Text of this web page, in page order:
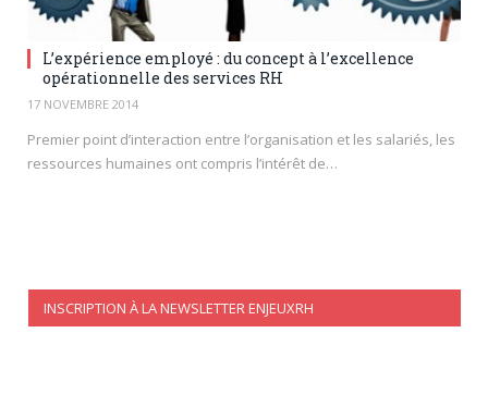
L’expérience employé : du concept à l’excellence
opérationnelle des services RH
17 NOVEMBRE 2014
Premier point d’interaction entre l’organisation et les salariés, les
ressources humaines ont compris l’intérêt de…
INSCRIPTION À LA NEWSLETTER ENJEUXRH